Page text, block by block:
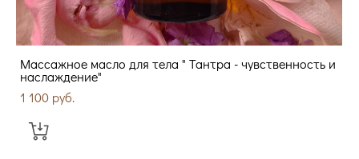
Массажное масло для тела " Тантра - чувственность и
наслаждение"
1 100 pуб.